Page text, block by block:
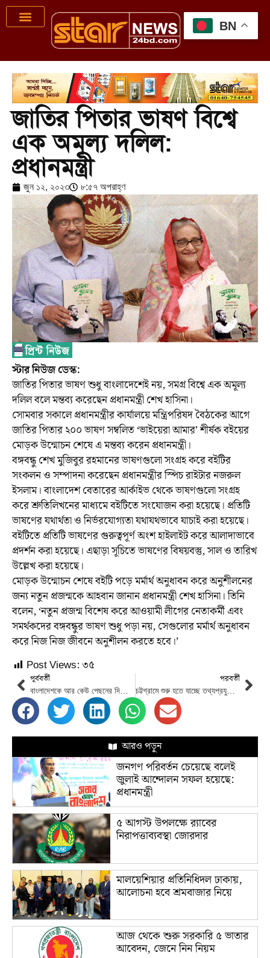
জাতির পিতার ভাষণ বিশ্বে
এক অমূল্য দলিল:
প্রধানমন্ত্রী
জুন ১২, ২০২৩ ৮:৫৭ অপরাহ্ণ
স্টার নিউজ ডেস্ক:
জাতির পিতার ভাষণ শুধু বাংলাদেশেই নয়, সমগ্র বিশ্বে এক অমূল্য
দলিল বলে মন্তব্য করেছেন প্রধানমন্ত্রী শেখ হাসিনা।
সোমবার সকালে প্রধানমন্ত্রীর কার্যালয়ে মন্ত্রিপরিষদ বৈঠকের আগে
জাতির পিতার ২০০ ভাষণ সম্বলিত ‘ভাইয়েরা আমার’ শীর্ষক বইয়ের
মোড়ক উন্মোচন শেষে এ মন্তব্য করেন প্রধানমন্ত্রী।
বঙ্গবন্ধু শেখ মুজিবুর রহমানের ভাষণগুলো সংগ্রহ করে বইটির
সংকলন ও সম্পাদনা করেছেন প্রধানমন্ত্রীর স্পিচ রাইটার নজরুল
ইসলাম। বাংলাদেশ বেতারের আর্কাইভ থেকে ভাষণগুলো সংগ্রহ
করে শ্রুতিলিখনের মাধ্যমে বইটিতে সংযোজন করা হয়েছে। প্রতিটি
ভাষণের যথার্থতা ও নির্ভরযোগ্যতা যথাযথভাবে যাচাই করা হয়েছে।
বইটিতে প্রতিটি ভাষণের গুরুত্বপূর্ণ অংশ হাইলাইট করে আলাদাভাবে
প্রদর্শন করা হয়েছে। এছাড়া সূচিতে ভাষণের বিষয়বস্তু, সাল ও তারিখ
উল্লেখ করা হয়েছে।
মোড়ক উন্মোচন শেষে বইটি পড়ে মর্মার্থ অনুধাবন করে অনুশীলনের
জন্য নতুন প্রজন্মকে আহবান জানান প্রধানমন্ত্রী শেখ হাসিনা। তিনি
বলেন, ‘নতুন প্রজন্ম বিশেষ করে আওয়ামী লীগের নেতাকর্মী এবং
সমর্থকদের বঙ্গবন্ধুর ভাষণ শুধু পড়া নয়, সেগুলোর মর্মার্থ অনুধাবন
করে নিজ নিজ জীবনে অনুশীলন করতে হবে।’
Post Views:৩৫
পূর্ববর্তী
বাংলাদেশকে আর কেউ পেছনের দিকে নিয়ে যেতে পারবেনা
পরবর্তী
চট্টগ্রামে শুরু হতে যাচ্ছে তথ্যপ্রযুক্তি পন্যের প্রদর্শনী “স্মার্ট বাংলাদেশ টেক এক্সপো ২০২৩”
আরও পড়ুন
জনগণ পরিবর্তন চেয়েছে বলেই
জুলাই আন্দোলন সফল হয়েছে:
প্রধানমন্ত্রী
৫ আগস্ট উপলক্ষে র‌্যাবের
নিরাপত্তাব্যবস্থা জোরদার
মালয়েশিয়ার প্রতিনিধিদল ঢাকায়,
আলোচনা হবে শ্রমবাজার নিয়ে
আজ থেকে শুরু সরকারি ৫ ভাতার
আবেদন, জেনে নিন নিয়ম
BN